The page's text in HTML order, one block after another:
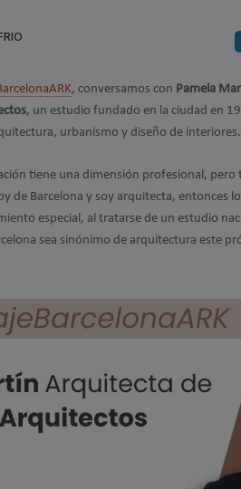
, conversamos con Pamela
, un estudio fundado en la ciudad en
urbanismo y diseño de interiores.
tiene una dimensión profesional,
de Barcelona y soy arquitecta, entonces
especial, al tratarse de un estudio
sea sinónimo de arquitectura este